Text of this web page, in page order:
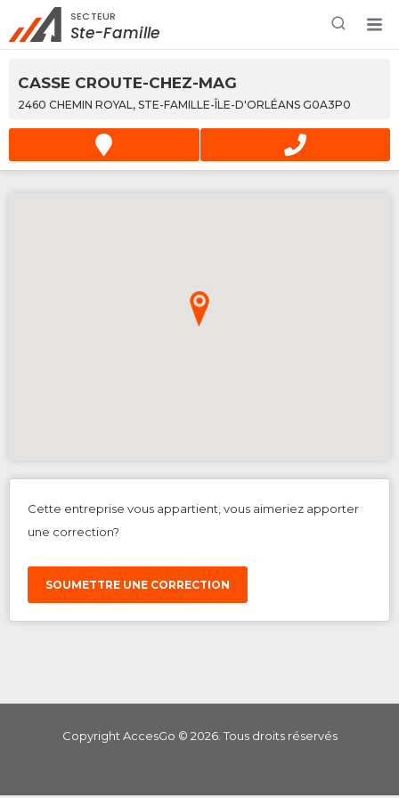
Rechercher à proximité - Entreprise / Rabais /
Services
SECTEUR
Ste-Famille
CASSE CROUTE-CHEZ-MAG
2460 CHEMIN ROYAL, STE-FAMILLE-ÎLE-D'ORLÉANS G0A3P0
Cette entreprise vous appartient, vous aimeriez apporter
une correction?
SOUMETTRE UNE CORRECTION
Copyright AccesGo © 2026. Tous droits réservés